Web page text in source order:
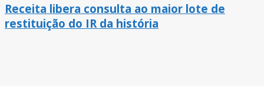
Receita libera consulta ao maior lote de
restituição do IR da história